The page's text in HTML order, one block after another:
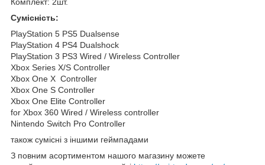
Сумісність:
PlayStation 5 PS5 Dualsense
PlayStation 4 PS4 Dualshock
PlayStation 3 PS3 Wired / Wireless Controller
Xbox Series X/S Controller
Xbox One X Controller
Xbox One S Controller
Xbox One Elite Controller
for Xbox 360 Wired / Wireless controller
Nintendo Switch Pro Controller
також сумісні з іншими геймпадами
З повним асортиментом нашого магазину можете